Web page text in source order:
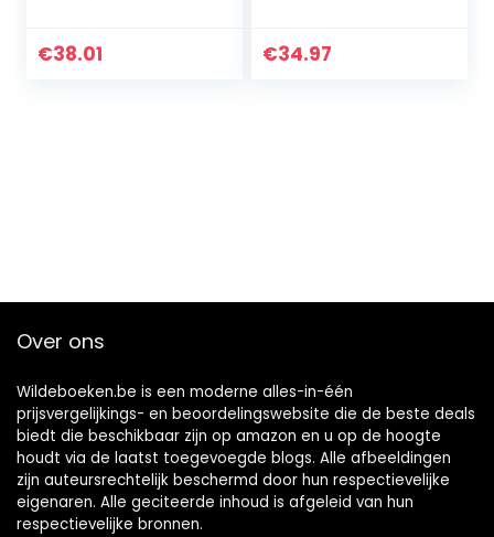
€38.01 €34.97
Over ons
Wildeboeken.be is een moderne alles-in-één
prijsvergelijkings- en beoordelingswebsite die de beste deals
biedt die beschikbaar zijn op amazon en u op de hoogte
houdt via de laatst toegevoegde blogs. Alle afbeeldingen
zijn auteursrechtelijk beschermd door hun respectievelijke
eigenaren. Alle geciteerde inhoud is afgeleid van hun
respectievelijke bronnen.